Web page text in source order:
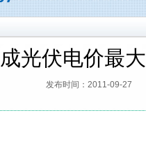
光伏电价最
发布时间：2011-09-27